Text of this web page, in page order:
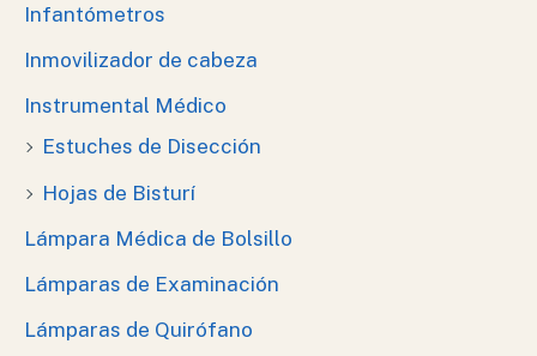
Infantómetros
Inmovilizador de cabeza
Instrumental Médico
Estuches de Disección
Hojas de Bisturí
Lámpara Médica de Bolsillo
Lámparas de Examinación
Lámparas de Quirófano